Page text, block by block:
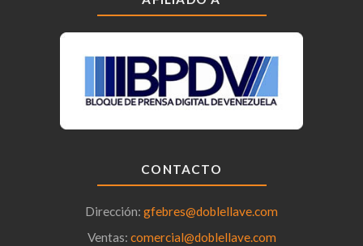
CONTACTO
Dirección: gfebres@doblellave.com
Ventas: comercial@doblellave.com